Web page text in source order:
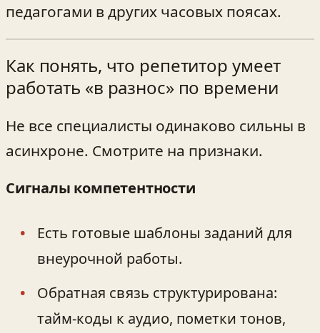
педагогами в других часовых поясах.
Как понять, что репетитор умеет
работать «в разнос» по времени
Не все специалисты одинаково сильны в
асинхроне. Смотрите на признаки.
Сигналы компетентности
Есть готовые шаблоны заданий для
внеурочной работы.
Обратная связь структурирована:
тайм-коды к аудио, пометки тонов,